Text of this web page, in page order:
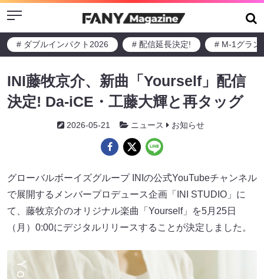
Menu
# ダブルインパクト2026 # 配信延長決定! # M-1グラン
INI藤牧京介、新曲「Yourself」配信
決定! Da-iCE・工藤大輝と再タッグ
2026-05-21 ニュース お知らせ
グローバルボーイズグループ INIの公式YouTubeチャンネル
で展開するメンバープロデュース企画「INI STUDIO」に
て、藤牧京介のオリジナル楽曲「Yourself」を5月25日
（月）0:00にデジタルリリースすることが決定しました。